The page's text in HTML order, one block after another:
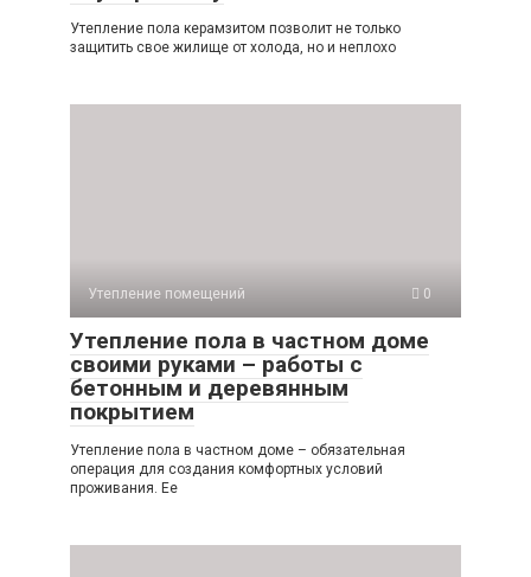
Утепление пола керамзитом позволит не только
защитить свое жилище от холода, но и неплохо
Утепление помещений 0
Утепление пола в частном доме
своими руками – работы с
бетонным и деревянным
покрытием
Утепление пола в частном доме – обязательная
операция для создания комфортных условий
проживания. Ее